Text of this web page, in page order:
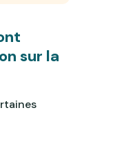
sur la